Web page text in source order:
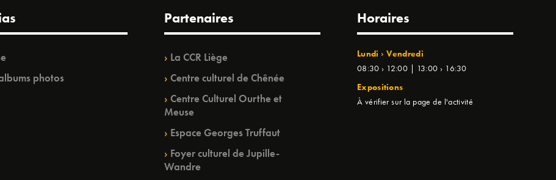
photos
Partenaires
La CCR Liège
Centre culturel de Chênée
Centre Culturel Ourthe et
Meuse
Espace Georges Truffaut
Foyer culturel de Jupille-
Wandre
Horaires
Lundi › Vendredi
08:30 › 12:00 | 13:00 › 16:30
Expositions
À vérifier sur la page de l'activité